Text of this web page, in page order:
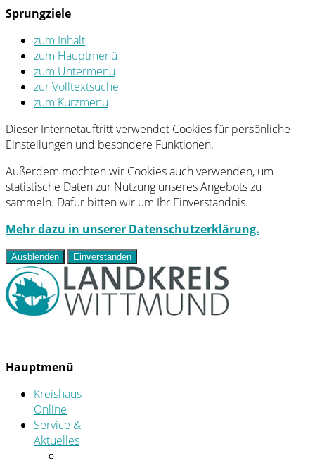
Sprungziele
zum Inhalt
zum Hauptmenü
zum Untermenü
zur Volltextsuche
zum Kurzmenü
Dieser Internetauftritt verwendet Cookies für persönliche
Einstellungen und besondere Funktionen.
Außerdem möchten wir Cookies auch verwenden, um
statistische Daten zur Nutzung unseres Angebots zu
sammeln. Dafür bitten wir um Ihr Einverständnis.
Mehr dazu in unserer Datenschutzerklärung.
Ausblenden Einverstanden
Hauptmenü
Kreishaus
Online
Service &
Aktuelles